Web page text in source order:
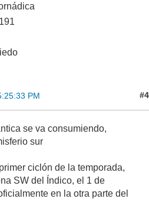
PM #4
se va consumiendo,
sur
ciclón de la temporada,
SW del Índico, el 1 de
en la otra parte del